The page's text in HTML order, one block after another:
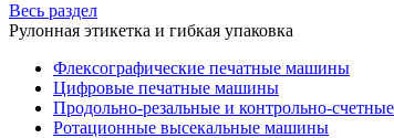
Весь раздел
Рулонная этикетка и гибкая упаковка
Флексографические печатные машины
Цифровые печатные машины
Продольно-резальные и контрольно-
Ротационные высекальные машины